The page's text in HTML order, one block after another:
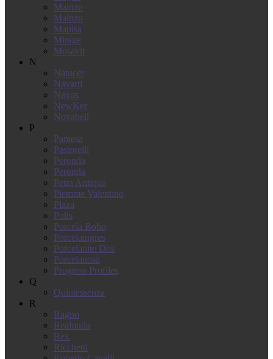
Mainzu
Mainzu
Mapisa
Mirage
Mosavit
N
Natucer
Navarti
Naxos
NewKer
Novabell
P
Pamesa
Pastorelli
Peronda
Peronda
Petra Antiqua
Piemme Valentino
Plaza
Polis
Porcela Bobo
Porcelaingres
Porcelanite Dos
Porcelanosa
Progress Profiles
Q
Quintessenza
R
Ragno
Realonda
Rex
Ricchetti